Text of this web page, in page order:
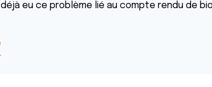
eu ce problème lié au compte rendu de